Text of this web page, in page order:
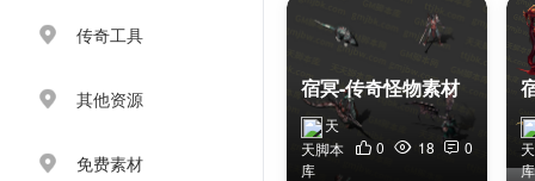
传奇工具
其他资源
免费素材
宿冥-传奇怪物素材
天
天脚本
库
0 18 0
库